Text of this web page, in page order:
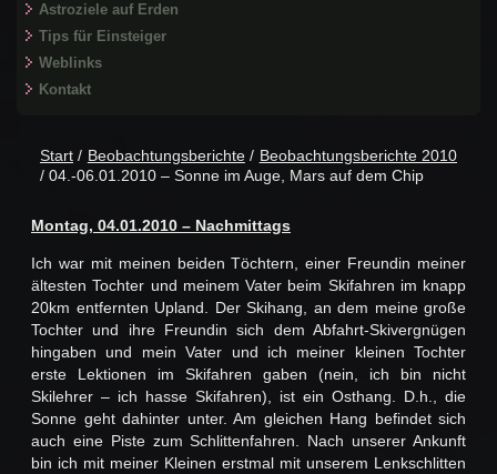
Astroziele auf Erden
Tips für Einsteiger
Weblinks
Kontakt
Start / Beobachtungsberichte/ Beobachtungsberichte 2010
/ 04.-06.01.2010 – Sonne im Auge, Mars auf dem Chip
Montag, 04.01.2010 – Nachmittags
Ich war mit meinen beiden Töchtern, einer Freundin meiner
ältesten Tochter und meinem Vater beim Skifahren im knapp
20km entfernten Upland. Der Skihang, an dem meine große
Tochter und ihre Freundin sich dem Abfahrt-Skivergnügen
hingaben und mein Vater und ich meiner kleinen Tochter
erste Lektionen im Skifahren gaben (nein, ich bin nicht
Skilehrer – ich hasse Skifahren), ist ein Osthang. D.h., die
Sonne geht dahinter unter. Am gleichen Hang befindet sich
auch eine Piste zum Schlittenfahren. Nach unserer Ankunft
bin ich mit meiner Kleinen erstmal mit unserem Lenkschlitten